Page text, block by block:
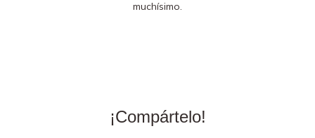
muchísimo.
¡Compártelo!